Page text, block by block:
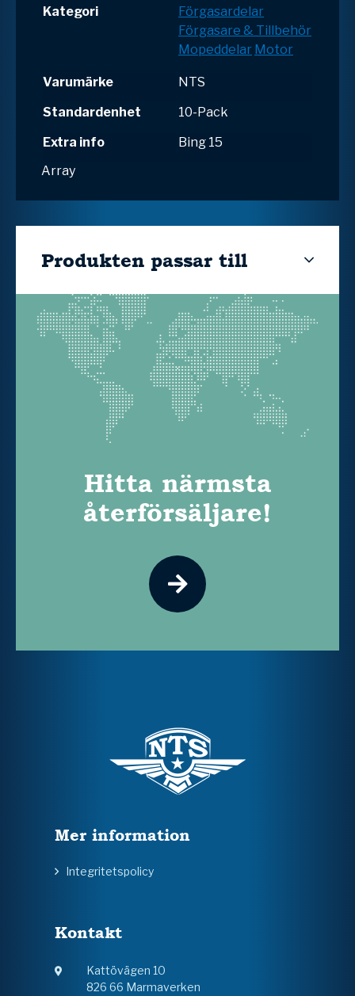
Kategori
Förgasardelar
Förgasare & Tillbehör
Mopeddelar Motor
Varumärke
NTS
Standardenhet
10-Pack
Extra info
Bing 15
Array
Produkten passar till
Hitta närmsta
återförsäljare!
Mer information
Integritetspolicy
Kontakt
Kattövägen 10
826 66 Marmaverken